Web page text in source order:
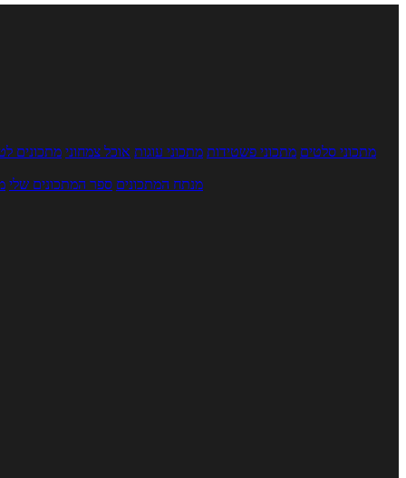
מתכוני סלטים מתכוני פשטידות מתכוני עוגות אוכל צמחוני מתכונים
מנתח המתכונים ספר המתכונים שלי